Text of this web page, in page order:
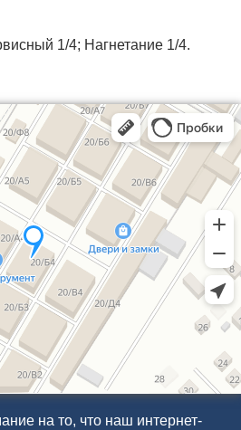
1/4; Нагнетание 1/4.
на то, что наш интернет-